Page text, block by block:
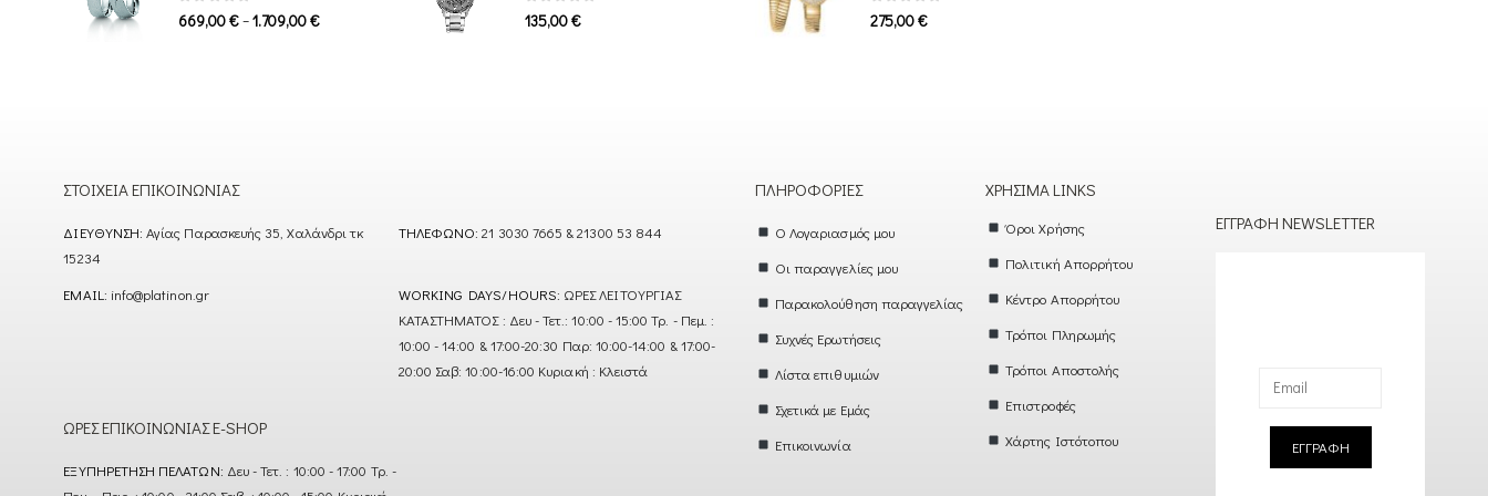
0 out of 5
669,00€ – 1.709,00€Price
0out of 5
135,00€ 0out of 5
275,00€
ΣΤΟΙΧΕΊΑ ΕΠΙΚΟΙΝΩΝΊΑΣ
ΔΙΕΎΘΥΝΣΗ: Αγίας Παρασκευής 35, Χαλάνδρι τκ
15234
ΤΗΛΈΦΩΝΟ: 21 3030 7665 & 21300 53 844
EMAIL: info@platinon.gr WORKING DAYS/HOURS: ΩΡΕΣ ΛΕΙΤΟΥΡΓΙΑΣ
ΚΑΤΑΣΤΗΜΑΤΟΣ : Δευ - Τετ.: 10:00 - 15:00 Τρ. - Πεμ. :
10:00 - 14:00 & 17:00-20:30 Παρ: 10:00-14:00 & 17:00-
20:00 Σαβ: 10:00-16:00 Κυριακή : Κλειστά
ΏΡΕΣ ΕΠΙΚΟΙΝΩΝΊΑΣ E-SHOP
ΕΞΥΠΗΡΈΤΗΣΗ ΠΕΛΑΤΏΝ: Δευ - Τετ. : 10:00 - 17:00 Τρ. -
ΠΛΗΡΟΦΟΡΊΕΣ
Ο Λογαριασμός μου
Οι παραγγελίες μου
Παρακολούθηση παραγγελίας
Συχνές Ερωτήσεις
Λίστα επιθυμιών
Σχετικά με Εμάς
Επικοινωνία
ΧΡΉΣΙΜΑ LINKS
Όροι Χρήσης
Πολιτική Απορρήτου
Κέντρο Απορρήτου
Τρόποι Πληρωμής
Τρόποι Αποστολής
Επιστροφές
Χάρτης Ιστότοπου
ΕΓΓΡΑΦΉ NEWSLETTER
ΕΓΓΡΑΦΗ